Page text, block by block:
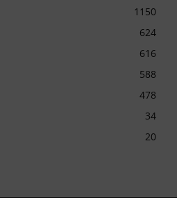
1150
624
616
588
478
34
20